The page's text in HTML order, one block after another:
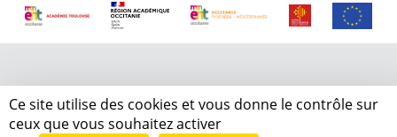
Ce site utilise des cookies et vous donne le contrôle sur
ceux que vous souhaitez activer